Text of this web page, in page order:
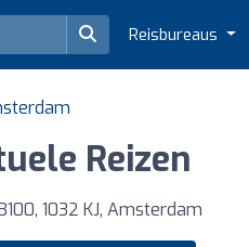
Reisbureaus
Reizen
1032 KJ, Amsterdam